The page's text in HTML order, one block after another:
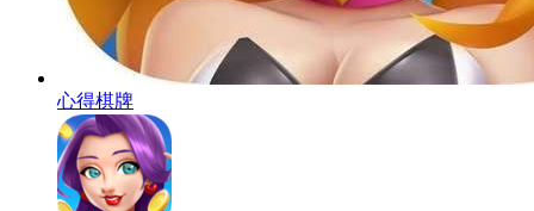
心得棋牌